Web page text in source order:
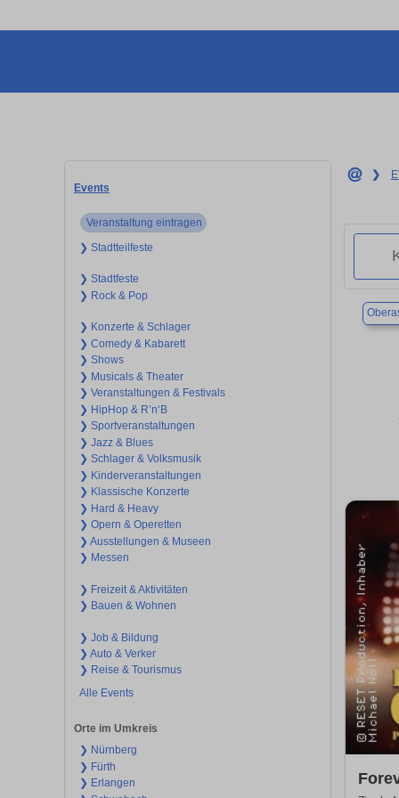
Events
Veranstaltung eintragen
❯ Stadtteilfeste
❯ Stadtfeste
❯ Rock & Pop
❯ Konzerte & Schlager
❯ Comedy & Kabarett
❯ Shows
❯ Musicals & Theater
❯ Veranstaltungen & Festivals
❯ HipHop & R’n‘B
❯ Sportveranstaltungen
❯ Jazz & Blues
❯ Schlager & Volksmusik
❯ Kinderveranstaltungen
❯ Klassische Konzerte
❯ Hard & Heavy
❯ Opern & Operetten
❯ Ausstellungen & Museen
❯ Messen
❯ Freizeit & Aktivitäten
❯ Bauen & Wohnen
❯ Job & Bildung
❯ Auto & Verker
❯ Reise & Tourismus
Alle Events
Orte im Umkreis
❯ Nürnberg
❯ Fürth
❯ Erlangen
❯